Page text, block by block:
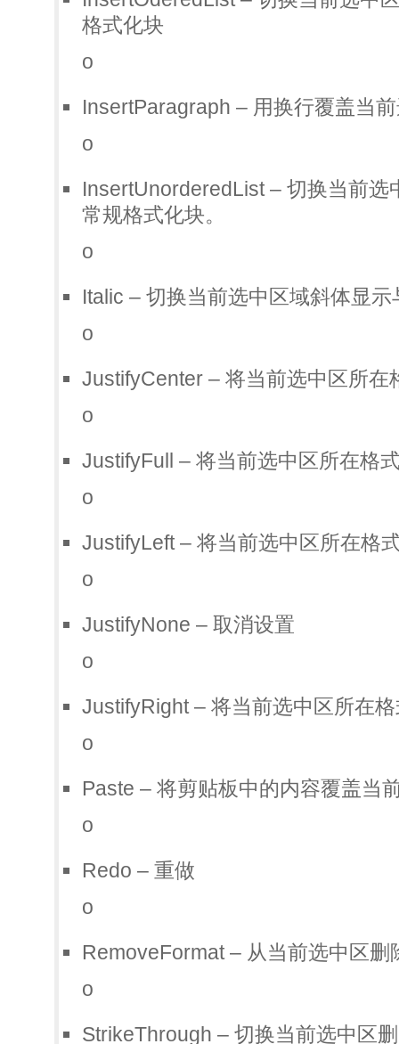
格式化块
o
InsertParagraph – 用换行覆盖当
o
InsertUnorderedList – 切换当前选
常规格式化块。
o
Italic – 切换当前选中区域斜体显示
o
JustifyCenter – 将当前选中区所在
o
JustifyFull – 将当前选中区所在格
o
JustifyLeft – 将当前选中区所在格
o
JustifyNone – 取消设置
o
JustifyRight – 将当前选中区所在
o
Paste – 将剪贴板中的内容覆盖当
o
Redo – 重做
o
RemoveFormat – 从当前选中区删
o
StrikeThrough – 切换当前选中区